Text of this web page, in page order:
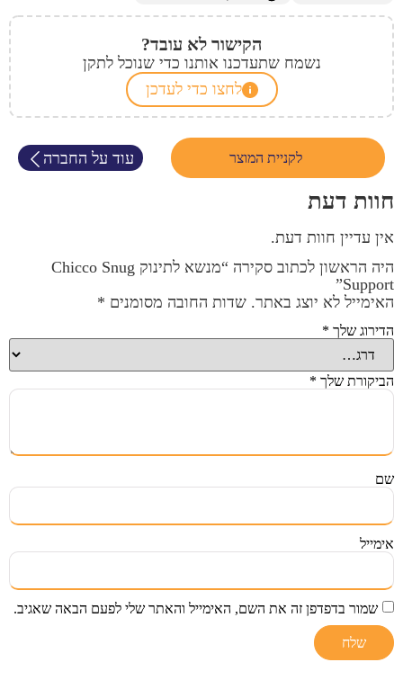
הקישור לא עובד?
נשמח שתעדכנו אותנו כדי שנוכל לתקן
לחצו כדי לעדכן
לקניית המוצר עוד על החברה
חוות דעת
אין עדיין חוות דעת.
היה הראשון לכתוב סקירה “מנשא לתינוק Chicco Snug
Support”
האימייל לא יוצג באתר. שדות החובה מסומנים *
הדירוג שלך *
הביקורת שלך *
שם
אימייל
שמור בדפדפן זה את השם, האימייל והאתר שלי לפעם הבאה שאגיב.